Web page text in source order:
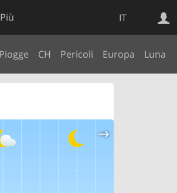
IT
Più
Piogge CH Pericoli Europa Luna
Ricerca Web